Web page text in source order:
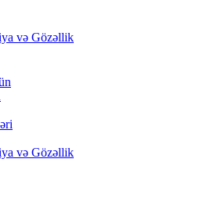
və Gözəllik
və Gözəllik